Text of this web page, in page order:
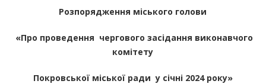
Розпорядження міського голови
«Про проведення чергового засідання виконавчого
комітету
Покровської міської ради у січні 2024 року»